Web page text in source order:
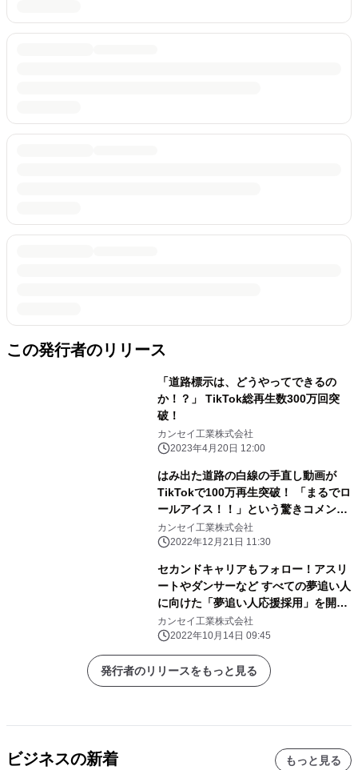
この発行者のリリース
「道路標示は、どうやってできるの
か！？」 TikTok総再生数300万回突
破！
カンセイ工業株式会社
2023年4月20日 12:00
はみ出た道路の白線の手直し動画が
TikTokで100万再生突破！ 「まるでロ
ールアイス！！」という驚きコメント
も！
カンセイ工業株式会社
2022年12月21日 11:30
セカンドキャリアもフォロー！アスリ
ートやダンサーなど すべての夢追い人
に向けた「夢追い人応援採用」を開
始 ～夢を諦めずに働きたい方に最適
な環境を～
カンセイ工業株式会社
2022年10月14日 09:45
発行者のリリースをもっと見る
ビジネスの新着 もっと見る